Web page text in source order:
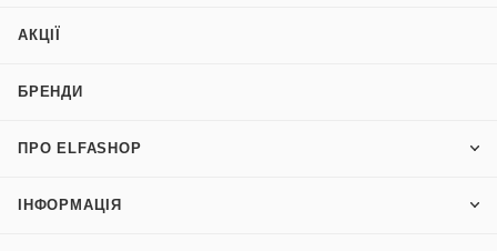
АКЦІЇ
БРЕНДИ
ПРО ELFASHOP
ІНФОРМАЦІЯ